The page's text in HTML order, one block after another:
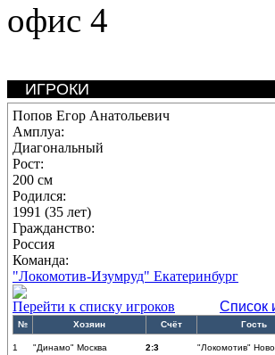
офис 4
ИГРОКИ
Попов Егор Анатольевич
Амплуа:
Диагональный
Рост:
200 см
Родился:
1991 (35 лет)
Гражданство:
Россия
Команда:
"Локомотив-Изумруд" Екатеринбург
Перейти к списку игроков
Список
№ Хозяин Счёт Гость
1 "Динамо" Москва 2:3 "Локомотив"